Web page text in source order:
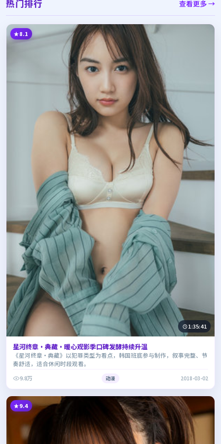
热门排行 查看更多 →
8.1
1:35:41
星河终章·典藏·暖心观影季口碑发酵持续升温
《星河终章·典藏》以犯罪类型为看点，韩国班底参与制作，叙事完整、节
奏舒适，适合休闲时段观看。
9.8万
动漫 2018-03-02
9.4